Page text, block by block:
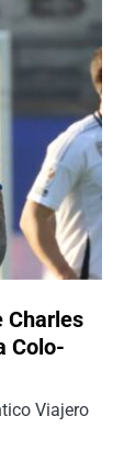
Charles
Colo-
Viajero